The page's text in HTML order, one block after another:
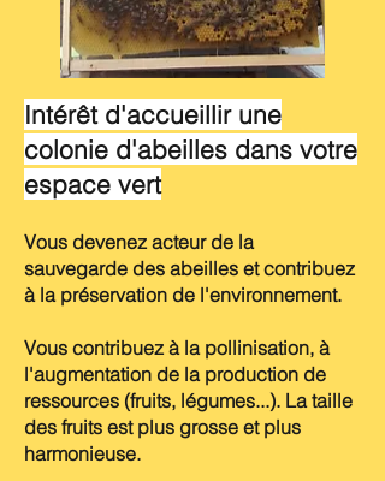
Intérêt d'accueillir une
colonie d'abeilles dans votre
espace vert
Vous devenez acteur de la
sauvegarde des abeilles et contribuez
à la préservation de l'environnement.
Vous contribuez à la pollinisation, à
l'augmentation de la production de
ressources (fruits, légumes...). La taille
des fruits est plus grosse et plus
harmonieuse.